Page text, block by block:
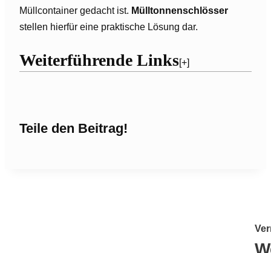
Müllcontainer gedacht ist. Mülltonnenschlösser
stellen hierfür eine praktische Lösung dar.
Weiterführende Links[+]
Teile den Beitrag!